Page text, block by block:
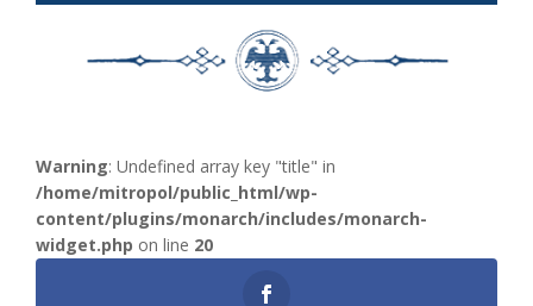
Warning: Undefined array key "title" in
/home/mitropol/public_html/wp-
content/plugins/monarch/includes/monarch-
widget.php on line 20